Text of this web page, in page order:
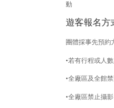
動
遊客報名方
團體採事先預約
•若有行程或人
•全廠區及全館
•全廠區禁止攝